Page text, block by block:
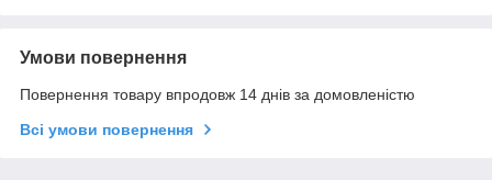
Умови повернення
Повернення товару впродовж 14 днів за домовленістю
Всі умови повернення